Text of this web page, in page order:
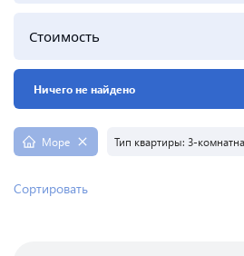
Стоимость
Ничего не найдено
Море Тип квартиры: 3-
Сортировать